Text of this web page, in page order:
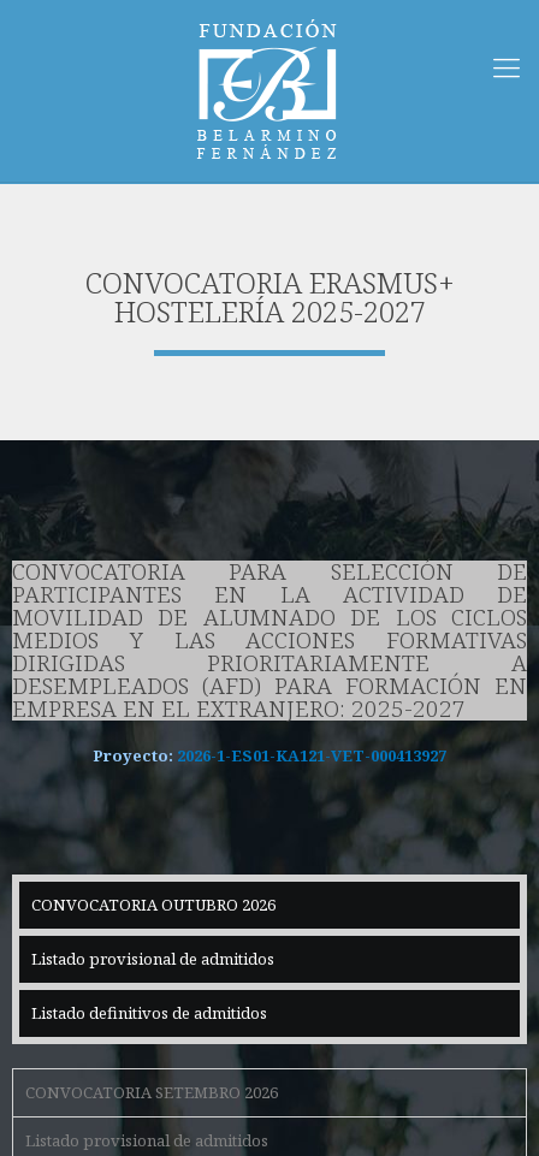
CONVOCATORIA ERASMUS+
HOSTELERÍA 2025-2027
CONVOCATORIA PARA SELECCIÓN DE
PARTICIPANTES EN LA ACTIVIDAD DE
MOVILIDAD DE ALUMNADO DE LOS CICLOS
MEDIOS Y LAS ACCIONES FORMATIVAS
DIRIGIDAS PRIORITARIAMENTE A
DESEMPLEADOS (AFD) PARA FORMACIÓN EN
EMPRESA EN EL EXTRANJERO: 2025-2027
Proyecto: 2026-1-ES01-KA121-VET-000413927
CONVOCATORIA OUTUBRO 2026
Listado provisional de admitidos
Listado definitivos de admitidos
CONVOCATORIA SETEMBRO 2026
Listado provisional de admitidos